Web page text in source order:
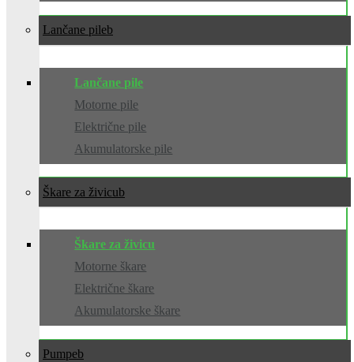
Lančane pile
Lančane pile
Motorne pile
Električne pile
Akumulatorske pile
Škare za živicu
Škare za živicu
Motorne škare
Električne škare
Akumulatorske škare
Pumpe